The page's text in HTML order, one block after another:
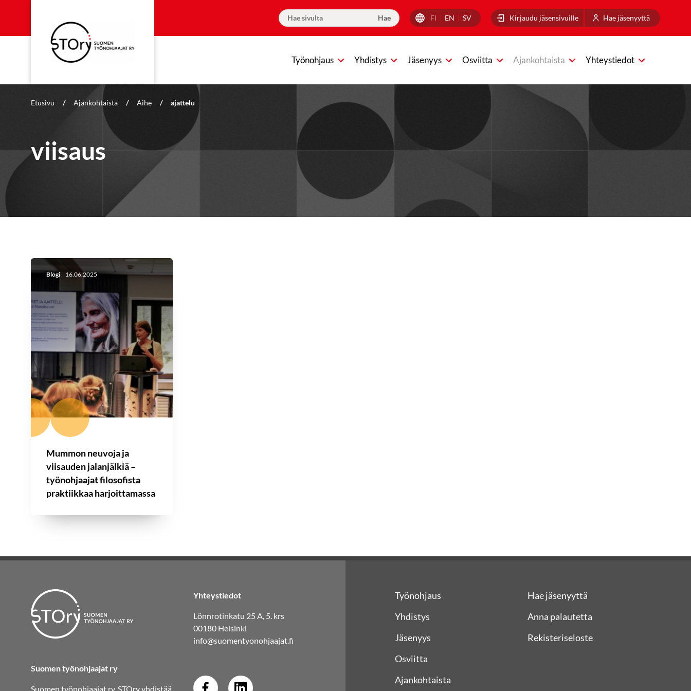
FI EN SV Kirjaudu jäsensivuille Hae jäsenyyttä
Työnohjaus Yhdistys Jäsenyys Osviitta Ajankohtaista Yhteystiedot
Etusivu / Ajankohtaista / Aihe / ajattelu
viisaus
Blogi 16.06.2025
Mummon neuvoja ja
viisauden jalanjälkiä –
työnohjaajat filosofista
praktiikkaa harjoittamassa
Suomen työnohjaajat ry
Suomen työnohjaajat ry, STOry yhdistää
Yhteystiedot
Lönnrotinkatu 25 A, 5. krs
00180 Helsinki
info@suomentyonohjaajat.fi
Työnohjaus
Yhdistys
Jäsenyys
Osviitta
Ajankohtaista
Hae jäsenyyttä
Anna palautetta
Rekisteriseloste